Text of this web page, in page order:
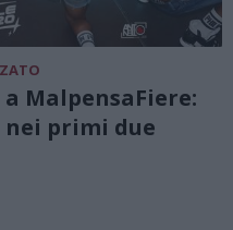
MalpensaFiere:
primi due